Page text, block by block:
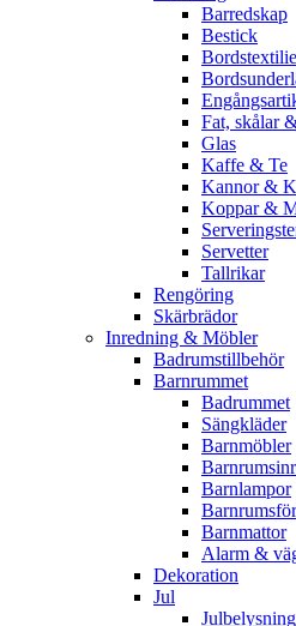
Barredskap
Bestick
Fat, skålar
Glas
Kaffe & Te
Kannor &
Koppar &
Servetter
Tallrikar
Rengöring
Skärbrädor
Inredning & Möbler
Badrumstillbehör
Barnrummet
Badrummet
Sängkläder
Barnmöbler
Barnlampor
Barnmattor
Alarm &
Dekoration
Jul